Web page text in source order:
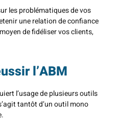
les problématiques de vos
une relation de confiance
de fidéliser vos clients,
l’ABM
l’usage de plusieurs outils
tantôt d’un outil mono